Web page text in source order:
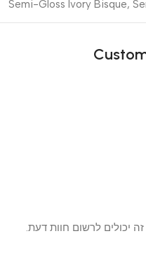
Semi-Gloss Ivory Bisque,
יכולים לרשום חוות דעת.